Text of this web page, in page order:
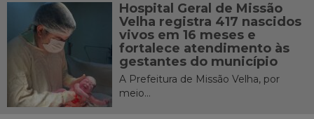
Hospital Geral de Missão
Velha registra 417 nascidos
vivos em 16 meses e
fortalece atendimento às
gestantes do município
A Prefeitura de Missão Velha, por
meio...